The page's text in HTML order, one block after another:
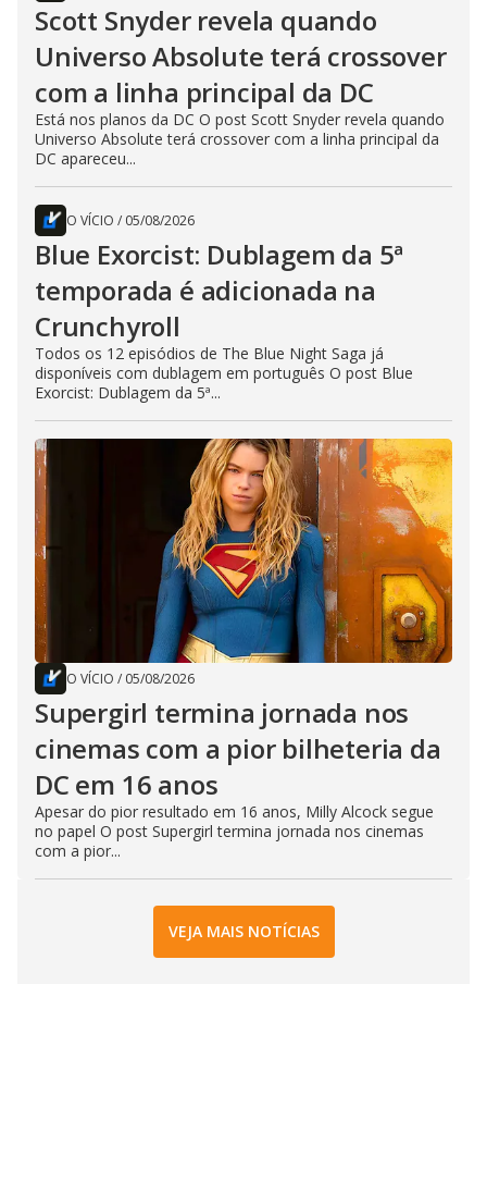
Scott Snyder revela quando
Universo Absolute terá crossover
com a linha principal da DC
Está nos planos da DC O post Scott Snyder revela quando
Universo Absolute terá crossover com a linha principal da
DC apareceu...
O VÍCIO / 05/08/2026
Blue Exorcist: Dublagem da 5ª
temporada é adicionada na
Crunchyroll
Todos os 12 episódios de The Blue Night Saga já
disponíveis com dublagem em português O post Blue
Exorcist: Dublagem da 5ª...
O VÍCIO / 05/08/2026
Supergirl termina jornada nos
cinemas com a pior bilheteria da
DC em 16 anos
Apesar do pior resultado em 16 anos, Milly Alcock segue
no papel O post Supergirl termina jornada nos cinemas
com a pior...
VEJA MAIS NOTÍCIAS